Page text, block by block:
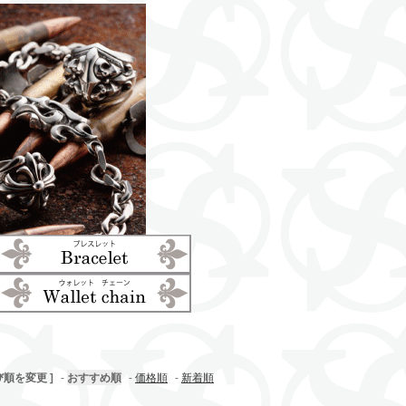
順を変更 ] - おすすめ順 -価格順 -新着順